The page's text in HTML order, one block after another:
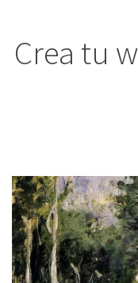
Crea tu